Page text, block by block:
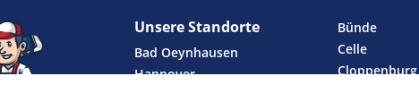
Unsere Standorte
Bad Oeynhausen
Hannover
Bünde
Celle
Cloppenburg